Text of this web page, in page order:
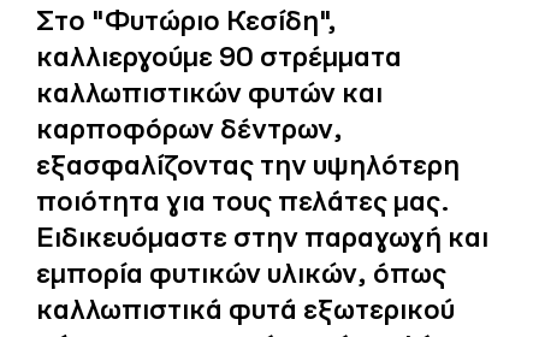
Στο "Φυτώριο Κεσίδη",
καλλιεργούμε 90 στρέμματα
καλλωπιστικών φυτών και
καρποφόρων δέντρων,
εξασφαλίζοντας την υψηλότερη
ποιότητα για τους πελάτες μας.
Ειδικευόμαστε στην παραγωγή και
εμπορία φυτικών υλικών, όπως
καλλωπιστικά φυτά εξωτερικού